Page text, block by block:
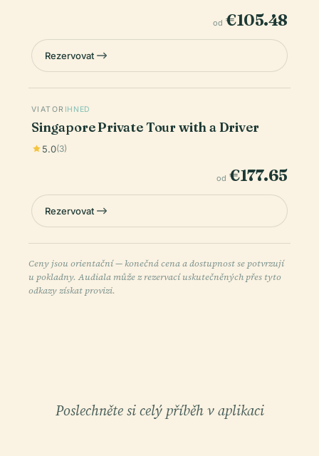
od €105.48
Rezervovat
VIATOR IHNED
Singapore Private Tour with a Driver
5.0(3)
od €177.65
Rezervovat
Ceny jsou orientační — konečná cena a dostupnost se potvrzují
u pokladny. Audiala může z rezervací uskutečněných přes tyto
odkazy získat provizi.
Poslechněte si celý příběh v aplikaci